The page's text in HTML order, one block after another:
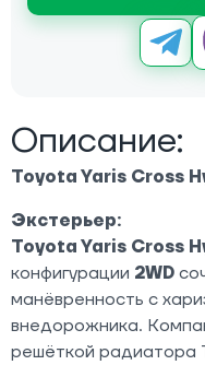
Описание:
Toyota Yaris Cross
Экстерьер:
Toyota Yaris Cross
конфигурации 2WD
манёвренность с
внедорожника.
решёткой радиатора